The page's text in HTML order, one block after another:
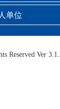
单位
Reserved Ver